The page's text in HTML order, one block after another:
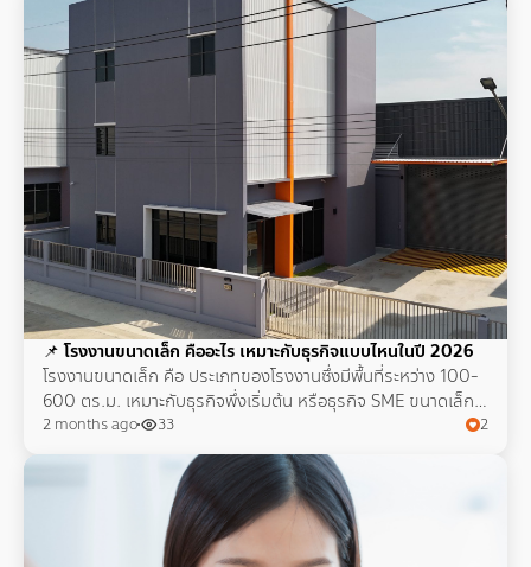
📌 โรงงานขนาดเล็ก คืออะไร เหมาะกับธุรกิจแบบไหนในปี 2026
โรงงานขนาดเล็ก คือ ประเภทของโรงงานซึ่งมีพื้นที่ระหว่าง 100-
600 ตร.ม. เหมาะกับธุรกิจพึ่งเริ่มต้น หรือธุรกิจ SME ขนาดเล็ก
ยืดหยุ่นสูง ลงทุนน้อย และต่อยอดได้จริง
2 months ago 33 2